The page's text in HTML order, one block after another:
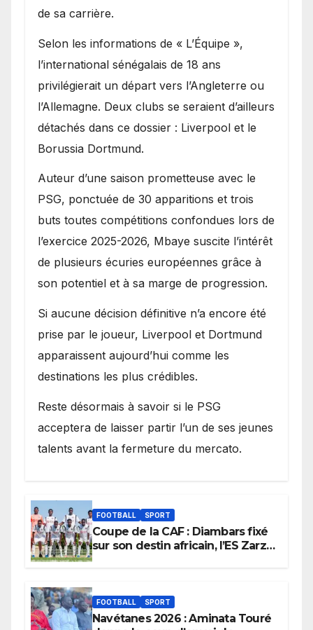
de sa carrière.
Selon les informations de « L’Équipe »,
l’international sénégalais de 18 ans
privilégierait un départ vers l’Angleterre ou
l’Allemagne. Deux clubs se seraient d’ailleurs
détachés dans ce dossier : Liverpool et le
Borussia Dortmund.
Auteur d’une saison prometteuse avec le
PSG, ponctuée de 30 apparitions et trois
buts toutes compétitions confondues lors de
l’exercice 2025-2026, Mbaye suscite l’intérêt
de plusieurs écuries européennes grâce à
son potentiel et à sa marge de progression.
Si aucune décision définitive n’a encore été
prise par le joueur, Liverpool et Dortmund
apparaissent aujourd’hui comme les
destinations les plus crédibles.
Reste désormais à savoir si le PSG
acceptera de laisser partir l’un de ses jeunes
talents avant la fermeture du mercato.
FOOTBALL SPORT
Coupe de la CAF : Diambars fixé
sur son destin africain, l’ES Zarzis
FOOTBALL SPORT
Navétanes 2026 : Aminata Touré